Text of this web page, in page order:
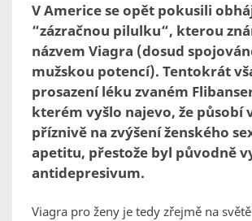
V Americe se opět pokusili
“zázračnou pilulku“, kterou
názvem Viagra (dosud
mužskou potencí). Tentokrát
prosazení léku zvaném
kterém vyšlo najevo, že působí
příznivě na zvýšení ženského
apetitu, přestože byl původně
antidepresivum.
Viagra pro ženy je tedy zřejmě na